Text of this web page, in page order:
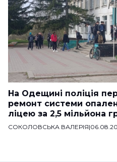
На Одещині поліція
ремонт системи
ліцею за 2,5 мільйона
СОКОЛОВСЬКА ВАЛЕРІЯ|